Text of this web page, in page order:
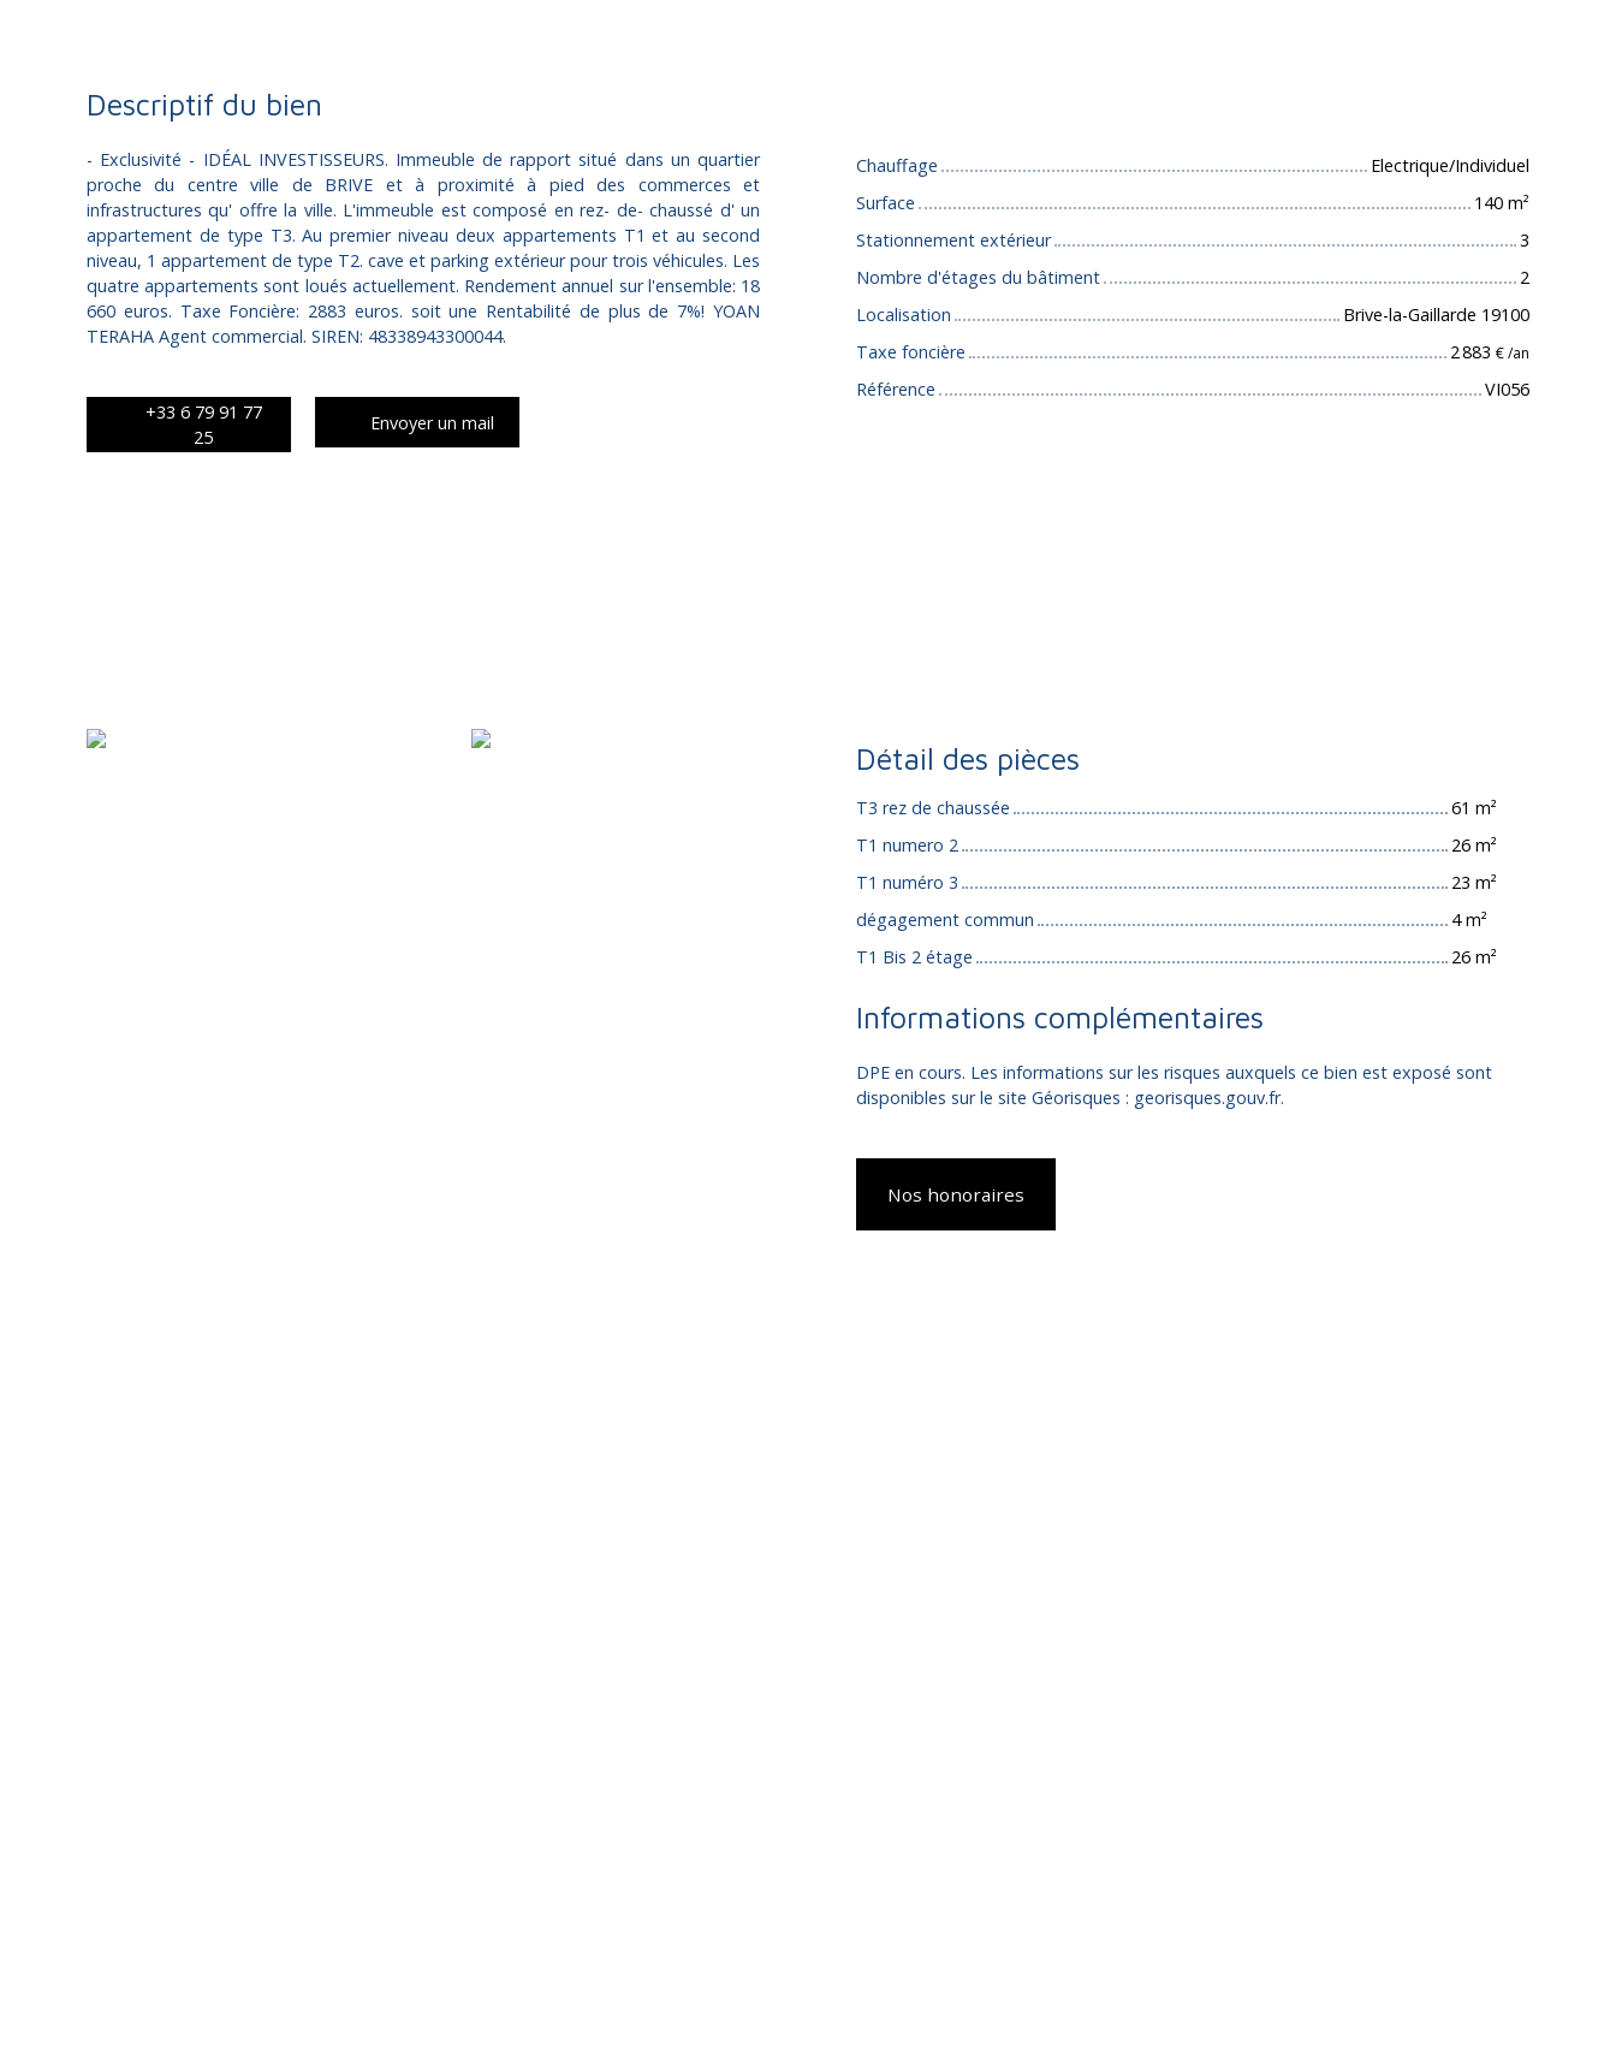
Descriptif du bien
- Exclusivité - IDÉAL INVESTISSEURS. Immeuble de rapport situé dans un quartier
proche du centre ville de BRIVE et à proximité à pied des commerces et
infrastructures qu' offre la ville. L'immeuble est composé en rez- de- chaussé d' un
appartement de type T3. Au premier niveau deux appartements T1 et au second
niveau, 1 appartement de type T2. cave et parking extérieur pour trois véhicules. Les
quatre appartements sont loués actuellement. Rendement annuel sur l'ensemble: 18
660 euros. Taxe Foncière: 2883 euros. soit une Rentabilité de plus de 7%! YOAN
TERAHA Agent commercial. SIREN: 48338943300044.
+33 6 79 91 77
25
Envoyer un mail
Chauffage
Electrique/Individuel
Surface
140 m²
Stationnement extérieur
3
Nombre d'étages du bâtiment
2
Localisation
Brive-la-Gaillarde 19100
Taxe foncière
2 883 € /an
Référence VI056
Détail des pièces
T3 rez de chaussée
61 m²
T1 numero 2
26 m²
T1 numéro 3
23 m²
dégagement commun
4 m²
T1 Bis 2 étage
26 m²
Informations complémentaires
DPE en cours. Les informations sur les risques auxquels ce bien est exposé sont
disponibles sur le site Géorisques : georisques.gouv.fr.
Nos honoraires